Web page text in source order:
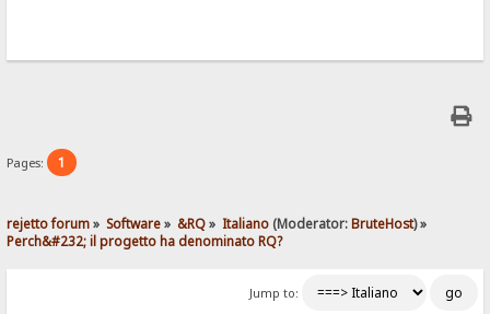
Pages: 1
rejetto forum» Software» &RQ» Italiano (Moderator:BruteHost) »
Perch&#232; il progetto ha denominato RQ?
Jump to: